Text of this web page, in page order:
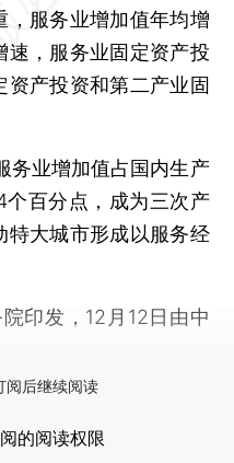
，服务业增加值年均增
速，服务业固定资产投
产投资和第二产业固
业增加值占国内生产
百分点，成为三次产
特大城市形成以服务经
印发，12月12日由中
阅后继续阅读
的阅读权限